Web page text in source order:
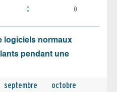
0 0
logiciels normaux
pendant une
septembre octobre